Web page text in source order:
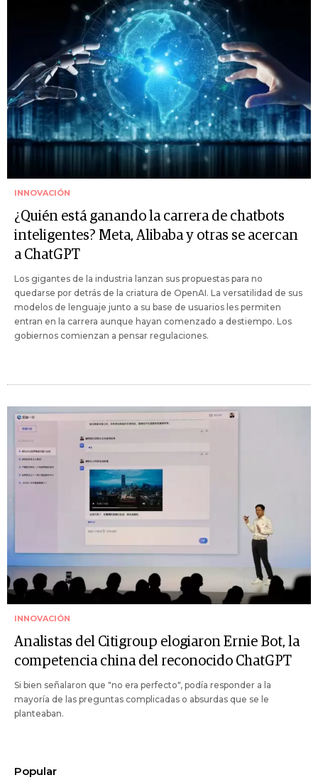
INNOVACIÓN
¿Quién está ganando la carrera de chatbots
inteligentes? Meta, Alibaba y otras se acercan
a ChatGPT
Los gigantes de la industria lanzan sus propuestas para no
quedarse por detrás de la criatura de OpenAI. La versatilidad de sus
modelos de lenguaje junto a su base de usuarios les permiten
entran en la carrera aunque hayan comenzado a destiempo. Los
gobiernos comienzan a pensar regulaciones.
INNOVACIÓN
Analistas del Citigroup elogiaron Ernie Bot, la
competencia china del reconocido ChatGPT
Si bien señalaron que "no era perfecto", podía responder a la
mayoría de las preguntas complicadas o absurdas que se le
planteaban.
Popular